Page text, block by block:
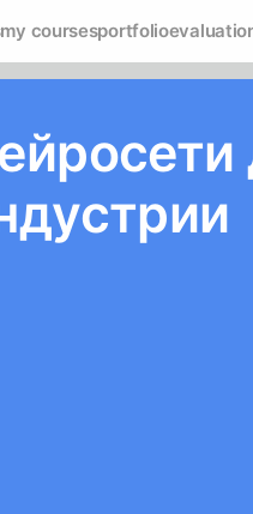
my coursesportfolio